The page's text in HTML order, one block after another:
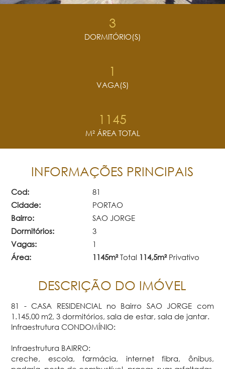
3
DORMITÓRIO(S)
1
VAGA(S)
1145
M² ÁREA TOTAL
INFORMAÇÕES PRINCIPAIS
Cod:
81
Cidade:
PORTAO
Bairro:
SAO JORGE
Dormitórios:
3
Vagas:
1
Área:
1145m²Total 114,5m²Privativo
DESCRIÇÃO DO IMÓVEL
81 - CASA RESIDENCIAL no Bairro SAO JORGE com
1.145,00 m2, 3 dormitórios, sala de estar, sala de jantar.
Infraestrutura CONDOMÍNIO:
Infraestrutura BAIRRO:
creche, escola, farmácia, internet fibra, ônibus,